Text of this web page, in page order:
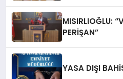
MISIRLIOĞLU:
PERİŞAN”
YASA DIŞI